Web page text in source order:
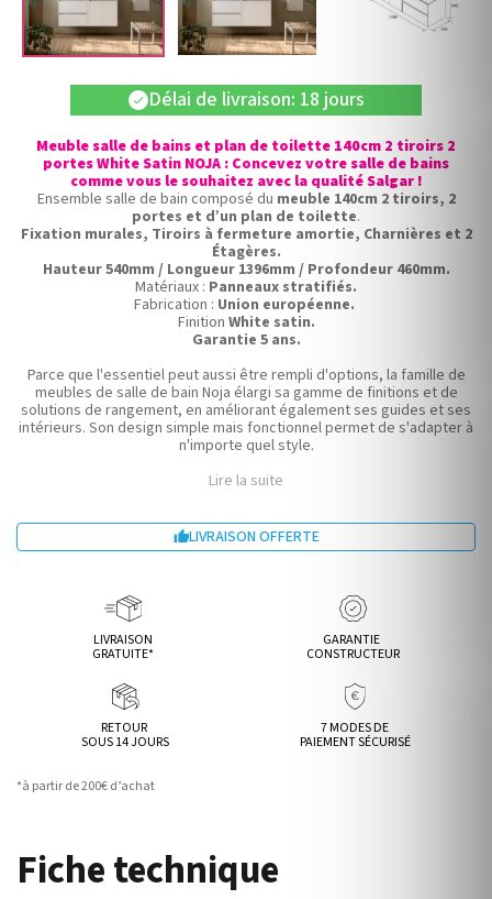
check Délai de livraison: 18 jours
Meuble salle de bains et plan de toilette 140cm 2 tiroirs 2
portes White Satin NOJA : Concevez votre salle de bains
comme vous le souhaitez avec la qualité Salgar !
Ensemble salle de bain composé du meuble 140cm 2 tiroirs, 2
portes et d’un plan de toilette.
Fixation murales, Tiroirs à fermeture amortie, Charnières et 2
Étagères.
Hauteur 540mm / Longueur 1396mm / Profondeur 460mm.
Matériaux : Panneaux stratifiés.
Fabrication : Union européenne.
Finition White satin.
Garantie 5 ans.
Parce que l'essentiel peut aussi être rempli d'options, la famille de
meubles de salle de bain Noja élargi sa gamme de finitions et de
solutions de rangement, en améliorant également ses guides et ses
intérieurs. Son design simple mais fonctionnel permet de s'adapter à
n'importe quel style.
Lire la suite
LIVRAISON OFFERTE
LIVRAISON
GRATUITE*
GARANTIE
CONSTRUCTEUR
RETOUR
SOUS 14 JOURS
7 MODES DE
PAIEMENT SÉCURISÉ
*à partir de 200€ d’achat
Fiche technique